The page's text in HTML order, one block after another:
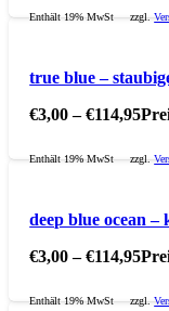
Enthält 19% MwSt zzgl.
true blue –
€3,00 –€114,95
Enthält 19% MwSt zzgl.
deep blue ocean
€3,00 –€114,95
Enthält 19% MwSt zzgl.